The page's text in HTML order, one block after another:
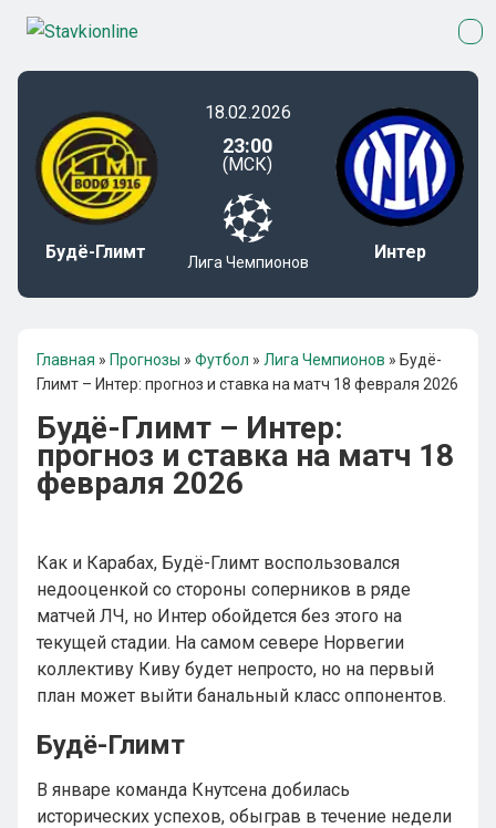
Будё-Глимт
18.02.2026
23:00
(МСК)
Лига Чемпионов Интер
Главная » Прогнозы » Футбол » Лига Чемпионов » Будё-
Глимт – Интер: прогноз и ставка на матч 18 февраля 2026
Будё-Глимт – Интер:
прогноз и ставка на матч 18
февраля 2026
Как и Карабах, Будё-Глимт воспользовался
недооценкой со стороны соперников в ряде
матчей ЛЧ, но Интер обойдется без этого на
текущей стадии. На самом севере Норвегии
коллективу Киву будет непросто, но на первый
план может выйти банальный класс оппонентов.
Будё-Глимт
В январе команда Кнутсена добилась
исторических успехов, обыграв в течение недели